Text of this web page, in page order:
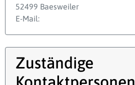
52499 Baesweiler
E-Mail:
Zuständige